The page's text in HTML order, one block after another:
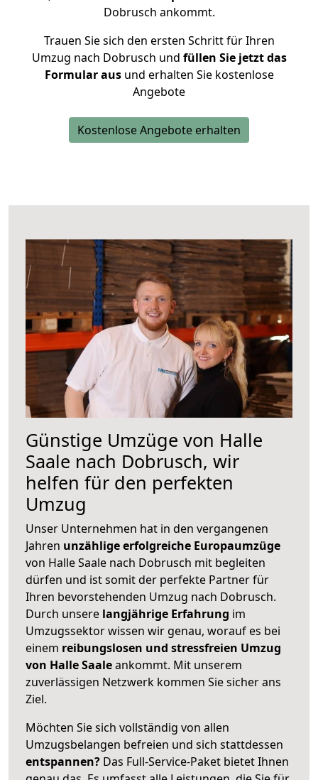
Dobrusch ankommt.
Trauen Sie sich den ersten Schritt für Ihren
Umzug nach Dobrusch und füllen Sie jetzt das
Formular ausund erhalten Sie kostenlose
Angebote
Kostenlose Angebote erhalten
Günstige Umzüge von Halle
Saale nach Dobrusch, wir
helfen für den perfekten
Umzug
Unser Unternehmen hat in den vergangenen
Jahren unzählige erfolgreiche Europaumzüge
von Halle Saale nach Dobrusch mit begleiten
dürfen und ist somit der perfekte Partner für
Ihren bevorstehenden Umzug nach Dobrusch.
Durch unsere langjährige Erfahrung im
Umzugssektor wissen wir genau, worauf es bei
einem reibungslosen und stressfreien Umzug
von Halle Saaleankommt. Mit unserem
zuverlässigen Netzwerk kommen Sie sicher ans
Ziel.
Möchten Sie sich vollständig von allen
Umzugsbelangen befreien und sich stattdessen
entspannen? Das Full-Service-Paket bietet Ihnen